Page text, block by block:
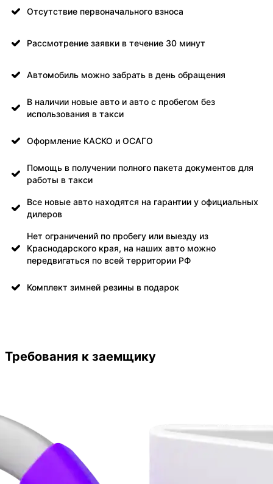
Отсутствие первоначального взноса
Рассмотрение заявки в течение 30 минут
Автомобиль можно забрать в день обращения
В наличии новые авто и авто с пробегом без
использования в такси
Оформление КАСКО и ОСАГО
Помощь в получении полного пакета документов для
работы в такси
Все новые авто находятся на гарантии у официальных
дилеров
Нет ограничений по пробегу или выезду из
Краснодарского края, на наших авто можно
передвигаться по всей территории РФ
Комплект зимней резины в подарок
Требования к заемщику